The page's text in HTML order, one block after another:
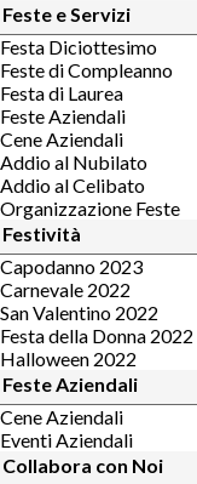
Feste e Servizi
Festa Diciottesimo
Feste di Compleanno
Festa di Laurea
Feste Aziendali
Cene Aziendali
Addio al Nubilato
Addio al Celibato
Organizzazione Feste
Festività
Capodanno 2023
Carnevale 2022
San Valentino 2022
Festa della Donna 2022
Halloween 2022
Feste Aziendali
Cene Aziendali
Eventi Aziendali
Collabora con Noi